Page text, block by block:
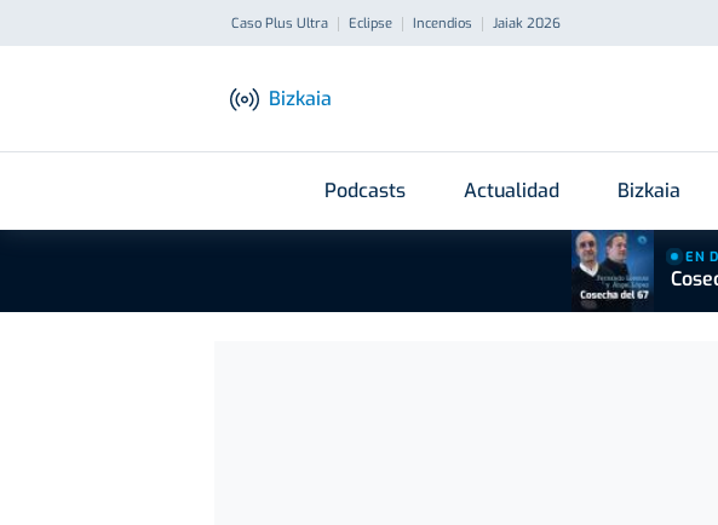
Caso Plus Ultra Eclipse Incendios Jaiak 2026
Bizkaia
Podcasts Actualidad Bizkaia
EN